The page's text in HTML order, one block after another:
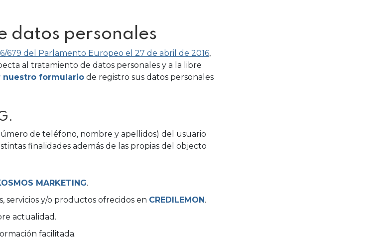
datos personales
679 del Parlamento Europeo el 27 de abril de 2016,
al tratamiento de datos personales y a la libre
nuestro formulario de registro sus datos personales
de teléfono, nombre y apellidos) del usuario
finalidades además de las propias del objecto
MARKETING.
servicios y/o productos ofrecidos en CREDILEMON.
actualidad.
facilitada.